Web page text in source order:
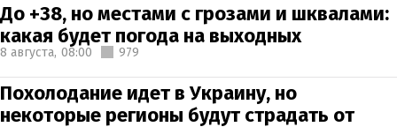
До +38, но местами с грозами и шквалами:
какая будет погода на выходных
8 августа, 08:00 979
Похолодание идет в Украину, но
некоторые регионы будут страдать от